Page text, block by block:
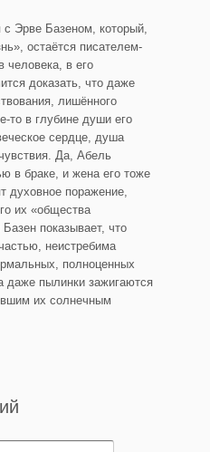
Эрве Базеном, который,
остаётся писателем-
человека, в его
доказать, что даже
лишённого
то в глубине души его
сердце, душа
Да, Абель
в браке, и жена его тоже
духовное поражение,
их «общества
показывает, что
неистребима
полноценных
даже пылинки зажигаются
их солнечным